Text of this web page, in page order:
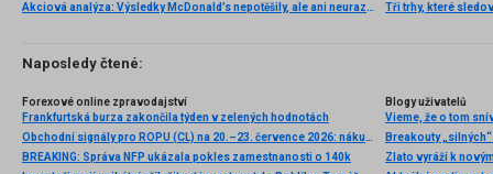
Akciová analýza: Výsledky McDonald’s nepotěšily, ale ani neurazily. Jakou vizi společnost prezentovala?
Tři trhy, které
Naposledy čtené:
Forexové online zpravodajství
Frankfurtská burza zakončila týden v zelených hodnotách
Obchodní signály pro ROPU (CL) na 20.–23. července 2026: nákup nad 81,25 USD (21 SMA – 5/8 Murray)
BREAKING: Správa NFP ukázala pokles zamestnanosti o 140k
Blogy uživatelů
Vieme, že o tom
Breakouty